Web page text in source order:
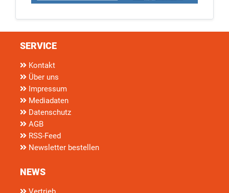
SERVICE
Kontakt
Über uns
Impressum
Mediadaten
Datenschutz
AGB
RSS-Feed
Newsletter bestellen
NEWS